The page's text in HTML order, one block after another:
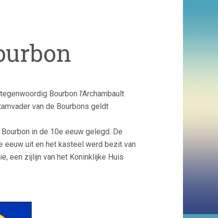
Bourbon l’Archambault
van de Bourbons geldt
in de 10e eeuw gelegd. De
eeuw uit en het kasteel werd bezit van
een zijlijn van het Koninklijke Huis